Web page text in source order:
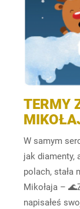
TERMY
W samym
jak diamenty,
polach, stała
Mikołaja –
napisałeś